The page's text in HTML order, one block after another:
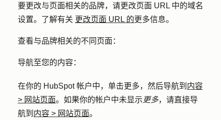
要更改与页面相关的品牌，请更改页面 URL 中的域名
设置。了解有关 更改页面 URL 的更多信息。
查看与品牌相关的不同页面：
导航至您的内容：
在你的 HubSpot 帐户中，单击更多，然后导航到 内容
> 网站页面。如果你的帐户中未显示 更多，请直接导
航到 内容 > 网站页面。